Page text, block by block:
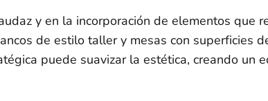
y en la incorporación de elementos que
de estilo taller y mesas con superficies
puede suavizar la estética, creando un